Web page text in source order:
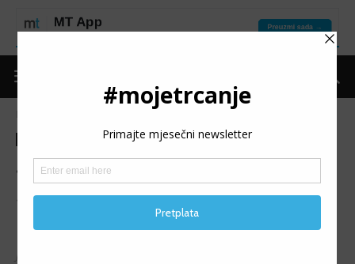
Izdvojeno Moje iskustvo
JAPAN: Kako to izgleda
štafetna trka na vulkanskoj
planini Fudži?
Japan, zemlja izlazećeg sunca, se nekako uvijek veže za